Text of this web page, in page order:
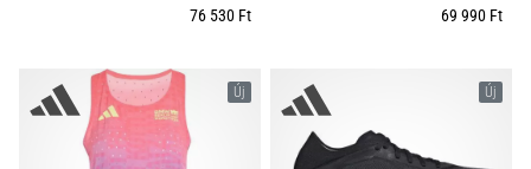
76 530 Ft
69 990 Ft
Új Új